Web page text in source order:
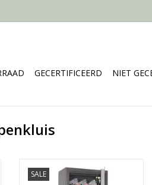
GECERTIFICEERD NIET
SALE- Ruimte voor 5 geweren